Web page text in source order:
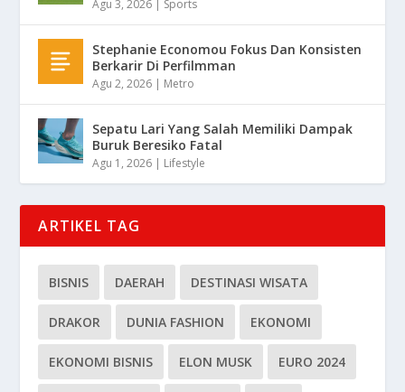
Agu 3, 2026 | Sports
Stephanie Economou Fokus Dan Konsisten
Berkarir Di Perfilmman
Agu 2, 2026 | Metro
Sepatu Lari Yang Salah Memiliki Dampak
Buruk Beresiko Fatal
Agu 1, 2026 | Lifestyle
ARTIKEL TAG
BISNIS DAERAH DESTINASI WISATA
DRAKOR DUNIA FASHION EKONOMI
EKONOMI BISNIS ELON MUSK EURO 2024